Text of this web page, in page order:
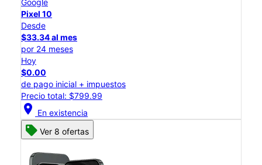
Google
Pixel 10
Desde
$33.34 al mes
por 24 meses
Hoy
$0.00
de pago inicial + impuestos
Precio total: $799.99
location_on En existencia
Ver 8 ofertas